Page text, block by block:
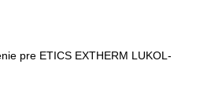
pre ETICS EXTHERM LUKOL-